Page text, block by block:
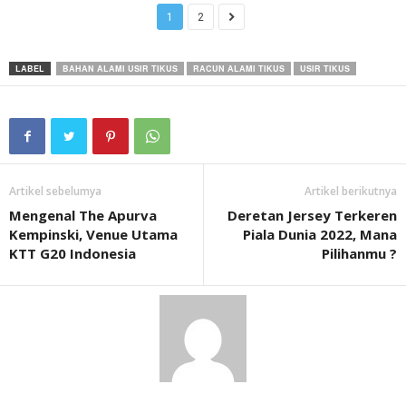
1 2
LABEL BAHAN ALAMI USIR TIKUS RACUN ALAMI TIKUS USIR TIKUS
Artikel sebelumya
Mengenal The Apurva
Kempinski, Venue Utama
KTT G20 Indonesia
Artikel berikutnya
Deretan Jersey Terkeren
Piala Dunia 2022, Mana
Pilihanmu ?